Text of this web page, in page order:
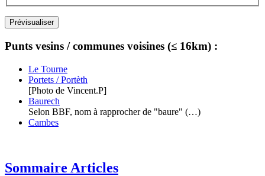
Punts vesins / communes voisines (≤ 16km) :
Le Tourne
Portets / Portèth
[Photo de Vincent.P]
Baurech
Selon BBF, nom à rapprocher de "baure" (…)
Cambes
Sommaire Articles